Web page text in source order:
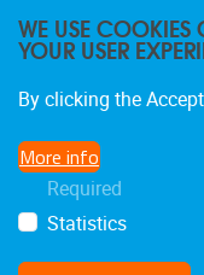
WE USE COOKIES
YOUR USER
By clicking the
More info
Required
Statistics